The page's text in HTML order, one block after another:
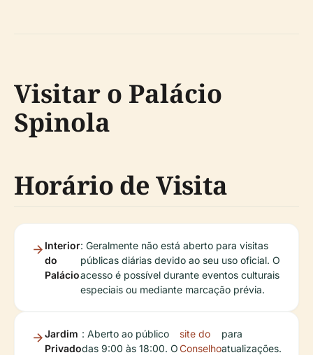
Visitar o Palácio
Spinola
Horário de Visita
Interior
do
Palácio
: Geralmente não está aberto para visitas
públicas diárias devido ao seu uso oficial. O
acesso é possível durante eventos culturais
especiais ou mediante marcação prévia.
Jardim
Privado
: Aberto ao público
das 9:00 às 18:00. O
site do
Conselho
para
atualizações.